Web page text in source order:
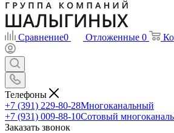
Сравнение0 Отложенные 0
Телефоны
+7 (391) 229-80-28Многоканальный
+7 (931) 009-88-10Сотовый
Заказать звонок